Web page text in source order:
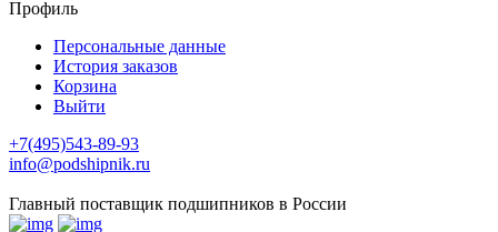
Профиль
Персональные данные
История заказов
Корзина
Выйти
+7(495)543-89-93
info@podshipnik.ru
Главный поставщик подшипников в России